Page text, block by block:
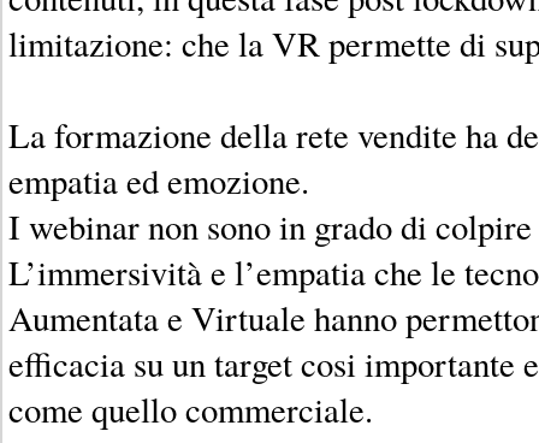
limitazione: che la VR permette di
La formazione della rete vendite ha
empatia ed emozione.
I webinar non sono in grado di
L’immersività e l’empatia che le
Aumentata e Virtuale hanno
efficacia su un target cosi importante
come quello commerciale.